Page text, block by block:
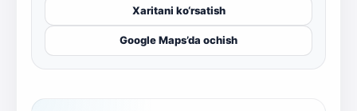
Xaritani ko‘rsatish
Google Maps’da ochish